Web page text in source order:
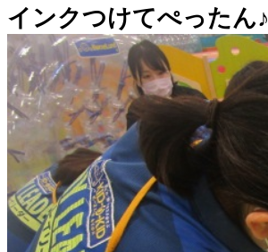
インクつけてぺったん♪